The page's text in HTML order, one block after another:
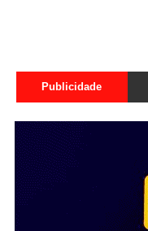
Publicidade